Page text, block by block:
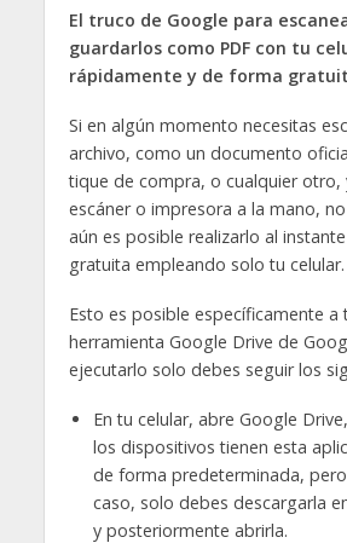
El truco de Google para
guardarlos como PDF con tu
rápidamente y de forma
Si en algún momento necesitas
archivo, como un documento
tique de compra, o cualquier otro,
escáner o impresora a la mano,
aún es posible realizarlo al
gratuita empleando solo tu celular.
Esto es posible específicamente a
herramienta Google Drive de
ejecutarlo solo debes seguir los
En tu celular, abre Google
los dispositivos tienen esta
de forma predeterminada,
caso, solo debes descargarla
y posteriormente abrirla.